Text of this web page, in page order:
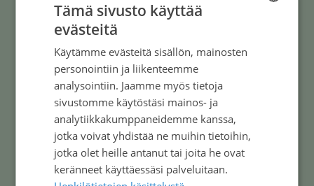
alueellista syöpäyhdistystä ja viisi
jäsenjärjestösi valitsemalla alueesi tai
valtakunnallinen yhdistys.
Alue tai valtakunnallinen yhdistys
Näytä
FINNISH
Tämä sivusto käyttää
evästeitä
Käytämme evästeitä sisällön, mainosten
personointiin ja liikenteemme
analysointiin. Jaamme myös tietoja
sivustomme käytöstäsi mainos- ja
analytiikkakumppaneidemme kanssa,
jotka voivat yhdistää ne muihin tietoihin,
jotka olet heille antanut tai joita he ovat
keränneet käyttäessäsi palveluitaan.